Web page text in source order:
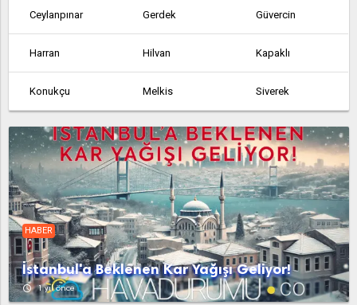
Ceylanpınar Gerdek Güvercin
Harran Hilvan Kapaklı
Konukçu Melkis Siverek
Suruç Umuroba Viranşehir
Yaylak Yedikuyu
HABER
İstanbul'a Beklenen Kar Yağışı Geliyor!
access_time 1 yıl önce